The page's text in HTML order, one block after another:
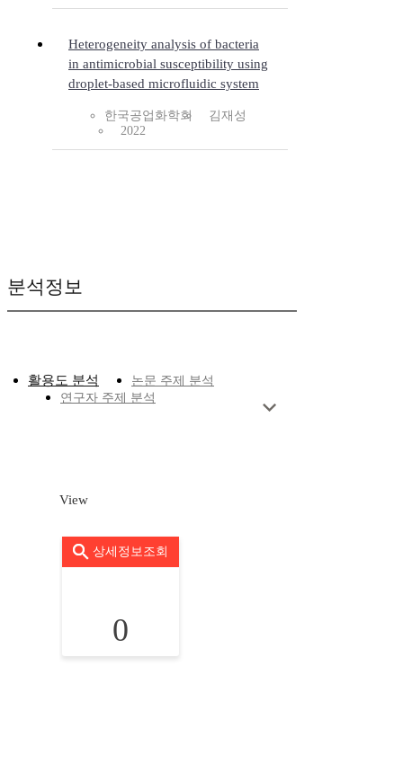
Heterogeneity analysis of bacteria
in antimicrobial susceptibility using
droplet-based microfluidic system
한국공업화학회
김재성
2022
분석정보
활용도 분석
논문 주제 분석
연구자 주제 분석
View
상세정보조회
0